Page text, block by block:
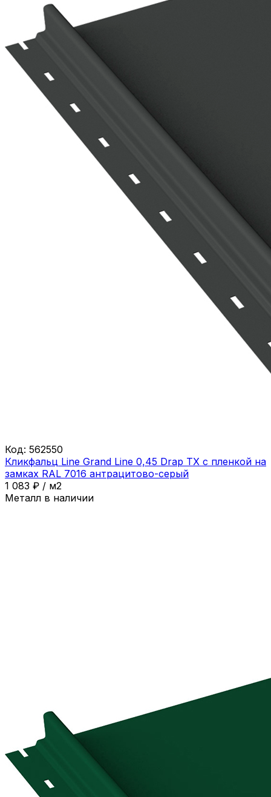
Код: 562550
Кликфальц Line Grand Line 0,45 Drap ТХ с пленкой на
замках RAL 7016 антрацитово-серый
1 083 ₽ / м2
Металл в наличии